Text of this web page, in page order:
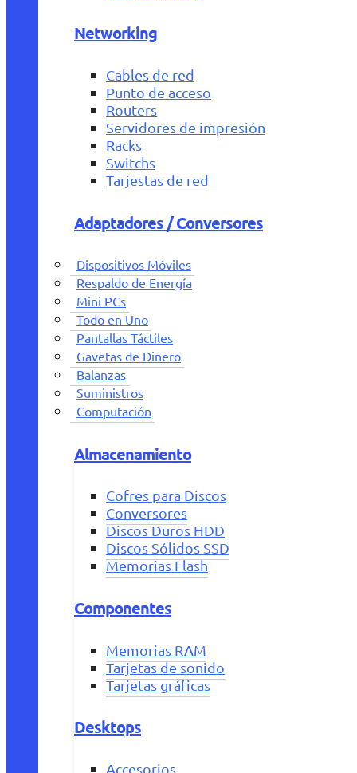
Networking
Cables de red
Punto de acceso
Routers
Servidores de impresión
Racks
Switchs
Tarjestas de red
Adaptadores / Conversores
Dispositivos Móviles
Respaldo de Energía
Mini PCs
Todo en Uno
Pantallas Táctiles
Gavetas de Dinero
Balanzas
Suministros
Computación
Almacenamiento
Cofres para Discos
Conversores
Discos Duros HDD
Discos Sólidos SSD
Memorias Flash
Componentes
Memorias RAM
Tarjetas de sonido
Tarjetas gráficas
Desktops
Accesorios